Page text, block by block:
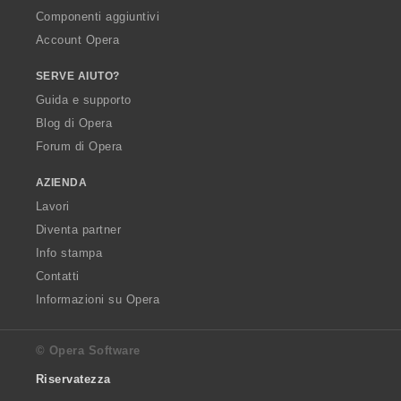
Componenti aggiuntivi
Account Opera
SERVE AIUTO?
Guida e supporto
Blog di Opera
Forum di Opera
AZIENDA
Lavori
Diventa partner
Info stampa
Contatti
Informazioni su Opera
© Opera Software
Riservatezza